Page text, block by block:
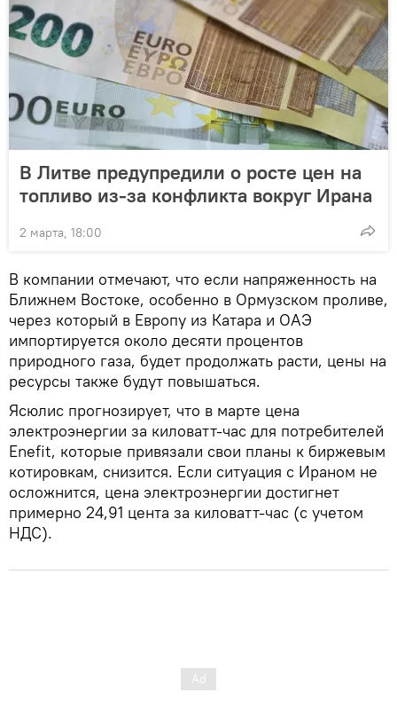
В Литве предупредили о росте цен на
топливо из-за конфликта вокруг Ирана
2 марта, 18:00
В компании отмечают, что если напряженность на
Ближнем Востоке, особенно в Ормузском проливе,
через который в Европу из Катара и ОАЭ
импортируется около десяти процентов
природного газа, будет продолжать расти, цены на
ресурсы также будут повышаться.
Ясюлис прогнозирует, что в марте цена
электроэнергии за киловатт-час для потребителей
Enefit, которые привязали свои планы к биржевым
котировкам, снизится. Если ситуация с Ираном не
осложнится, цена электроэнергии достигнет
примерно 24,91 цента за киловатт-час (с учетом
НДС).